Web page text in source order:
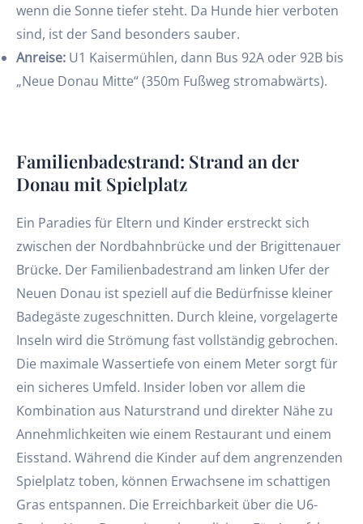
wenn die Sonne tiefer steht. Da Hunde hier verboten
sind, ist der Sand besonders sauber.
Anreise: U1 Kaisermühlen, dann Bus 92A oder 92B bis
„Neue Donau Mitte“ (350m Fußweg stromabwärts).
Familienbadestrand: Strand an der
Donau mit Spielplatz
Ein Paradies für Eltern und Kinder erstreckt sich
zwischen der Nordbahnbrücke und der Brigittenauer
Brücke. Der Familienbadestrand am linken Ufer der
Neuen Donau ist speziell auf die Bedürfnisse kleiner
Badegäste zugeschnitten. Durch kleine, vorgelagerte
Inseln wird die Strömung fast vollständig gebrochen.
Die maximale Wassertiefe von einem Meter sorgt für
ein sicheres Umfeld. Insider loben vor allem die
Kombination aus Naturstrand und direkter Nähe zu
Annehmlichkeiten wie einem Restaurant und einem
Eisstand. Während die Kinder auf dem angrenzenden
Spielplatz toben, können Erwachsene im schattigen
Gras entspannen. Die Erreichbarkeit über die U6-